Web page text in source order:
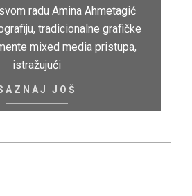
radu Amina Ahmetagić
tradicionalne grafičke
mixed media pristupa,
istražujući
JOŠ